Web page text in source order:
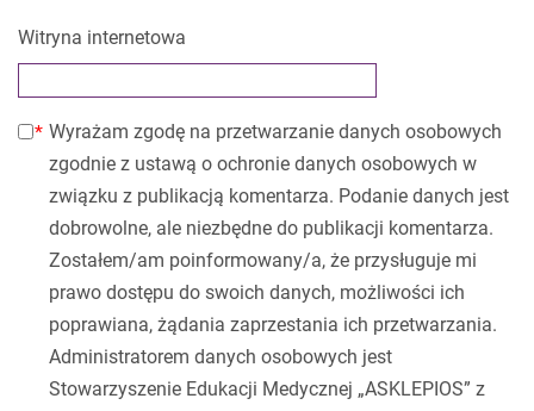
Witryna internetowa
Wyrażam zgodę na przetwarzanie danych osobowych
zgodnie z ustawą o ochronie danych osobowych w
związku z publikacją komentarza. Podanie danych jest
dobrowolne, ale niezbędne do publikacji komentarza.
Zostałem/am poinformowany/a, że przysługuje mi
prawo dostępu do swoich danych, możliwości ich
poprawiana, żądania zaprzestania ich przetwarzania.
Administratorem danych osobowych jest
Stowarzyszenie Edukacji Medycznej „ASKLEPIOS” z